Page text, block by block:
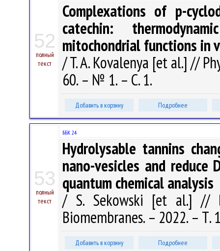
52
полный
текст
Complexations of p-
catechin:
mitochondrial functions in
/ T. A. Kovalenya [et al.] //
60. – № 1. – С. 1.
Добавить в корзину Подробнее
53
полный
текст
ББК 24
Hydrolysable tannins
nano-vesicles and reduce
quantum chemical analysis
/ S. Sekowski [et al.] //
Biomembranes. – 2022. –
Добавить в корзину Подробнее